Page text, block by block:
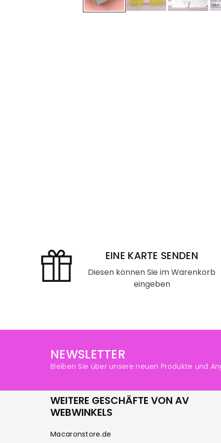
EINE KARTE SENDEN
Diesen können Sie im Warenkorb
eingeben
NEWSLETTER
Bleiben Sie über unsere neuen Produkte und
WEITERE GESCHÄFTE VON AV
WEBWINKELS
Macaronstore.de